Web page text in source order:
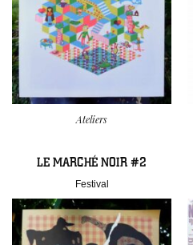
Ateliers
LE MARCHÉ NOIR #2
Festival